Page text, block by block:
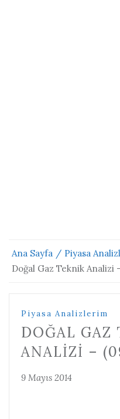
Ana Sayfa
Piyasa
Doğal Gaz Teknik Analizi
Piyasa Analizlerim
DOĞAL GAZ
ANALIZI –
9 Mayıs 2014